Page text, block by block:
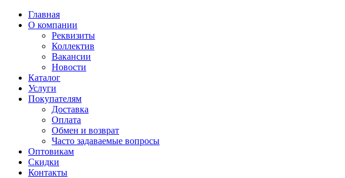
Главная
О компании
Реквизиты
Коллектив
Вакансии
Новости
Каталог
Услуги
Покупателям
Доставка
Оплата
Обмен и возврат
Часто задаваемые вопросы
Оптовикам
Скидки
Контакты